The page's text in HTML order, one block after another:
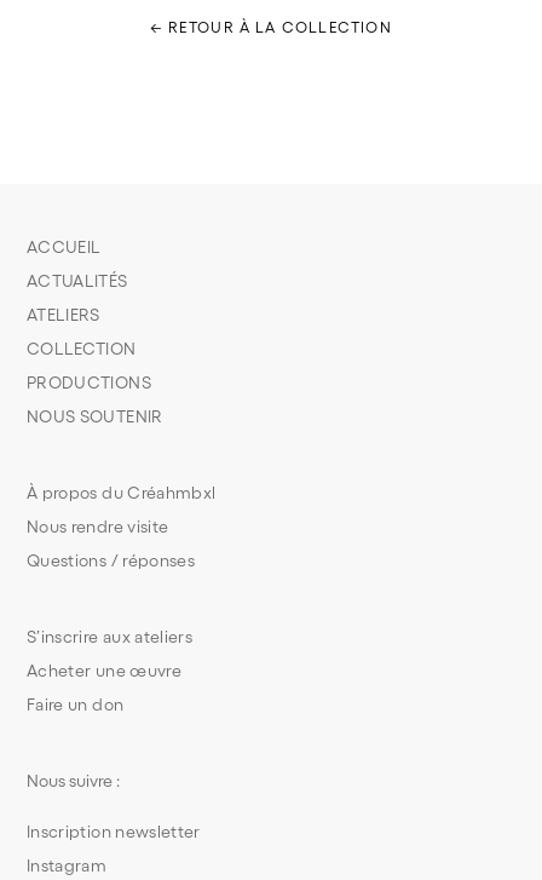
← RETOUR À LA COLLECTION
S’inscrire aux ateliers
Acheter une œuvre
Faire un don
À propos du Créahmbxl
Nous rendre visite
Questions / réponses
ACCUEIL
ACTUALITÉS
ATELIERS
COLLECTION
PRODUCTIONS
NOUS SOUTENIR
Nous suivre :
Inscription newsletter
Instagram